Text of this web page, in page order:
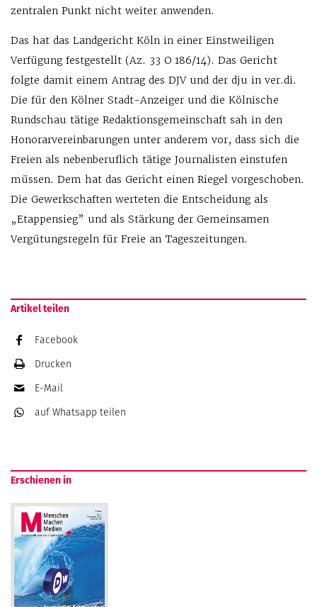
zentralen Punkt nicht weiter anwenden.
Das hat das Landgericht Köln in einer Einstweiligen
Verfügung festgestellt (Az. 33 O 186/14). Das Gericht
folgte damit einem Antrag des DJV und der dju in ver.di.
Die für den Kölner Stadt-Anzeiger und die Kölnische
Rundschau tätige Redaktionsgemeinschaft sah in den
Honorarvereinbarungen unter anderem vor, dass sich die
Freien als nebenberuflich tätige Journalisten einstufen
müssen. Dem hat das Gericht einen Riegel vorgeschoben.
Die Gewerkschaften werteten die Entscheidung als
„Etappensieg” und als Stärkung der Gemeinsamen
Vergütungsregeln für Freie an Tageszeitungen.
Artikel teilen
Facebook
Drucken
E-Mail
auf Whatsapp teilen
Erschienen in